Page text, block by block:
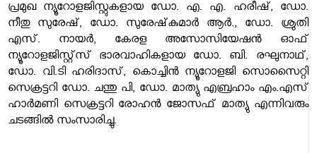
പ്രമുഖ ന്യൂറോളജിസ്റ്റുകളായ ഡോ. എ. എ. ഹരീഷ്, ഡോ.
നീതു സുരേഷ്, ഡോ. സുരേഷ്‌കുമാർ ആർ., ഡോ. ശ്രുതി
എസ്. നായർ, കേരള അസോസിയേഷൻ ഓഫ്
ന്യൂറോളജിസ്റ്റ്സ് ഭാരവാഹികളായ ഡോ. ബി. രഘുനാഥ്,
ഡോ. വി.ടി ഹരിദാസ്, കൊച്ചിൻ ന്യൂറോളജി സൊസൈറ്റി
സെക്രട്ടറി ഡോ. ചന്തു പി, ഡോ. മാത്യു എബ്രഹാം എം.എസ്
ഹാർമണി സെക്രട്ടറി രോഹൻ ജോസഫ് മാത്യു എന്നിവരും
ചടങ്ങിൽ സംസാരിച്ചു.